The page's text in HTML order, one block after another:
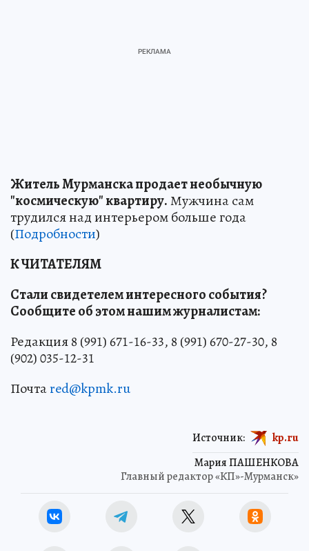
Житель Мурманска продает необычную
"космическую" квартиру.Мужчина сам
трудился над интерьером больше года
(Подробности)
К ЧИТАТЕЛЯМ
Стали свидетелем интересного события?
Сообщите об этом нашим журналистам:
Редакция 8 (991) 671-16-33, 8 (991) 670-27-30, 8
(902) 035-12-31
Почтаred@kpmk.ru
Мария ПАШЕНКОВА
Главный редактор «КП»-Мурманск»
Источник: kp.ru